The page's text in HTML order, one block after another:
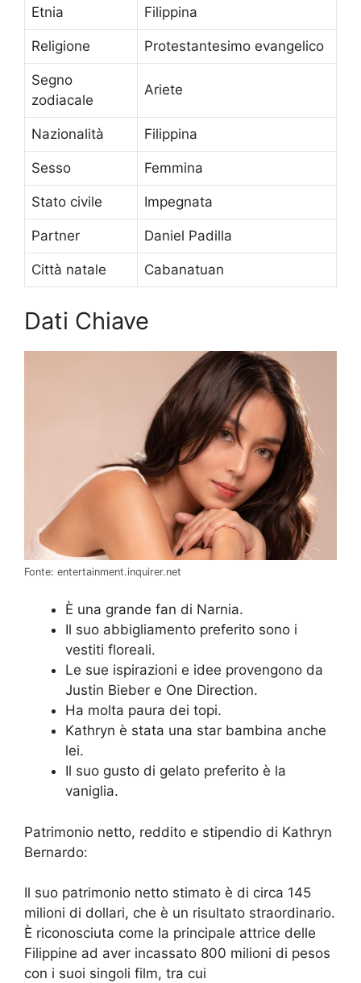
Etnia Filippina
Religione Protestantesimo evangelico
Segno
zodiacale
Ariete
Nazionalità Filippina
Sesso Femmina
Stato civile Impegnata
Partner Daniel Padilla
Città natale Cabanatuan
Dati Chiave
Fonte: entertainment.inquirer.net
È una grande fan di Narnia.
Il suo abbigliamento preferito sono i
vestiti floreali.
Le sue ispirazioni e idee provengono da
Justin Bieber e One Direction.
Ha molta paura dei topi.
Kathryn è stata una star bambina anche
lei.
Il suo gusto di gelato preferito è la
vaniglia.
Patrimonio netto, reddito e stipendio di Kathryn
Bernardo:
Il suo patrimonio netto stimato è di circa 145
milioni di dollari, che è un risultato straordinario.
È riconosciuta come la principale attrice delle
Filippine ad aver incassato 800 milioni di pesos
con i suoi singoli film, tra cui